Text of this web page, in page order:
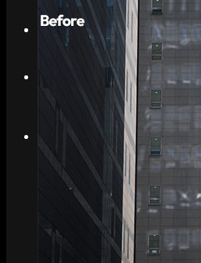
Search
Link to Instagram